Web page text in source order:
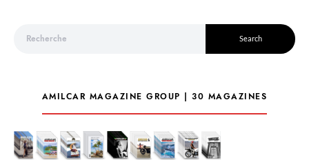
Search
AMILCAR MAGAZINE GROUP | 30 MAGAZINES